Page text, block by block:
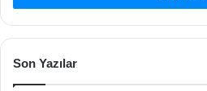
Son Yazılar